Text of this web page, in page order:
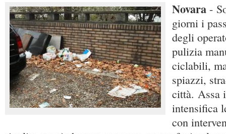
Novara -
giorni i
degli
pulizia
ciclabili,
spiazzi,
città. Assa
intensifica
con